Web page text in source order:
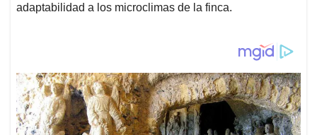
adaptabilidad a los microclimas de la finca.